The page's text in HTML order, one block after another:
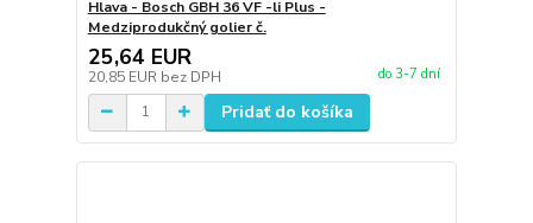
Hlava - Bosch GBH 36 VF -li Plus -
Medziprodukčný golier č.
25,64 EUR
20,85 EUR bez DPH do 3-7 dní
Pridať do košíka